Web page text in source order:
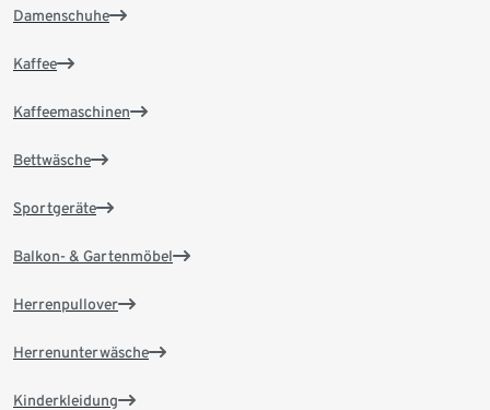
Damenschuhe
Kaffee
Kaffeemaschinen
Bettwäsche
Sportgeräte
Balkon- & Gartenmöbel
Herrenpullover
Herrenunterwäsche
Kinderkleidung